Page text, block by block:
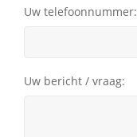
Uw telefoonnummer:
Uw bericht / vraag: